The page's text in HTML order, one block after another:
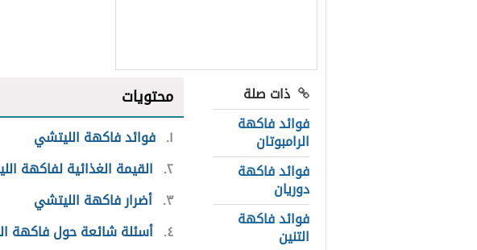
ذات صلة
فوائد فاكهة
الرامبوتان
فوائد فاكهة
دوريان
فوائد فاكهة
التنين
محتويات
١ فوائد فاكهة الليتشي
٢ القيمة الغذائية لفاكهة
٣ أضرار فاكهة الليتشي
٤ أسئلة شائعة حول فاكهة